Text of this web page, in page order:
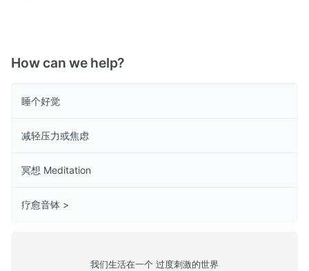
How can we help?
睡个好觉
减轻压力或焦虑
冥想 Meditation
疗愈音钵 >
我们生活在一个 过度刺激的世界